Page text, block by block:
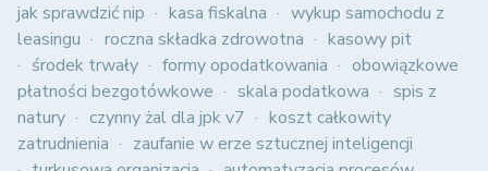
jak sprawdzić nip kasa fiskalna
wykup samochodu z
leasingu
roczna składka zdrowotna
kasowy pit
środek trwały
formy opodatkowania
obowiązkowe
płatności bezgotówkowe
skala podatkowa
spis z
natury
czynny żal dla jpk v7
koszt całkowity
zatrudnienia
zaufanie w erze sztucznej inteligencji